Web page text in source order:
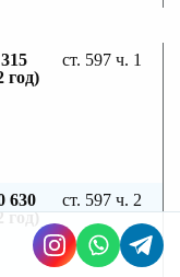
год)
ст. 597 ч. 1
630
год)
ст. 597 ч. 2